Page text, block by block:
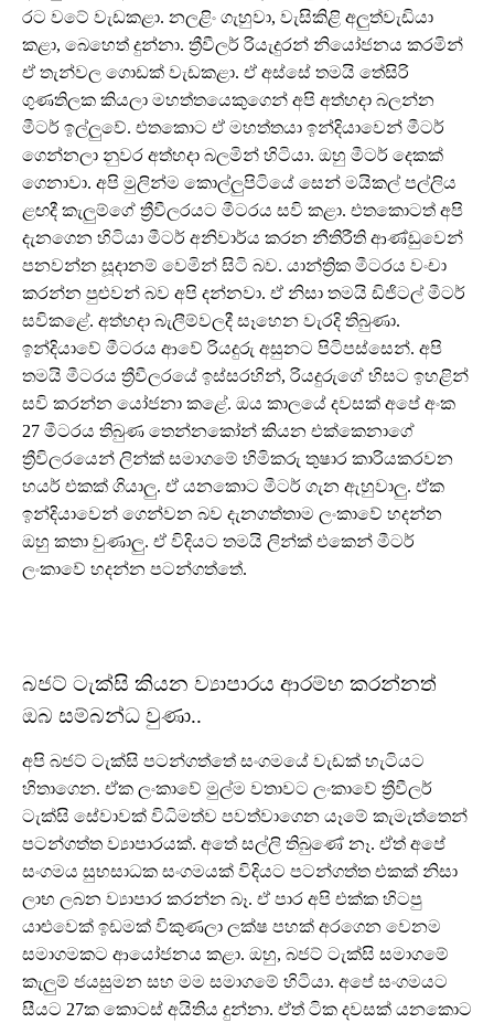
රට වටේ වැඩකළා. නලළිං ගැහුවා, වැසිකිළි අලුත්වැඩියා
කළා, බෙහෙත් දුන්නා. ත්‍රීවීලර් රියැදුරන් නියෝජනය කරමින්
ඒ තැන්වල ගොඩක් වැඩකළා. ඒ අස්සේ තමයි තේසිරි
ගුණතිලක කියලා මහත්තයෙකුගෙන් අපි අත්හදා බලන්න
මීටර් ඉල්ලුවේ. එතකොට ඒ මහත්තයා ඉන්දියාවෙන් මීටර්
ගෙන්නලා නුවර අත්හදා බලමින් හිටියා. ඔහු මීටර් දෙකක්
ගෙනාවා. අපි මුලින්ම කොල්ලුපිටියේ සෙන් මයිකල් පල්ලිය
ළඟදී කැලුම්ගේ ත්‍රීවීලරයට මීටරය සවි කළා. එතකොටත් අපි
දැනගෙන හිටියා මීටර් අනිවාර්ය කරන නීතිරීති ආණ්ඩුවෙන්
පනවන්න සූදානම් වෙමින් සිටි බව. යාන්ත්‍රික මීටරය වංචා
කරන්න පුළුවන් බව අපි දන්නවා. ඒ නිසා තමයි ඩිජිටල් මීටර්
සවිකළේ. අත්හදා බැලීම්වලදී සෑහෙන වැරදි තිබුණා.
ඉන්දියාවේ මීටරය ආවේ රියදුරු අසුනට පිටිපස්සෙන්. අපි
තමයි මීටරය ත්‍රීවීලරයේ ඉස්සරහින්, රියදුරුගේ හිසට ඉහළින්
සවි කරන්න යෝජනා කළේ. ඔය කාලයේ දවසක් අපේ අංක
27 මීටරය තිබුණ තෙන්නකෝන් කියන එක්කෙනාගේ
ත්‍රීවිලරයෙන් ලින්ක් සමාගමේ හිමිකරු තුෂාර කාරියකරවන
හයර් එකක් ගියාලු. ඒ යනකොට මීටර් ගැන ඇහුවාලු. ඒක
ඉන්දියාවෙන් ගෙන්වන බව දැනගත්තාම ලංකාවේ හදන්න
ඔහු කතා වුණාලු. ඒ විදියට තමයි ලින්ක් එකෙන් මීටර්
ලංකාවේ හදන්න පටන්ගත්තේ.
බජට් ටැක්සි කියන ව්‍යාපාරය ආරම්භ කරන්නත්
ඔබ සම්බන්ධ වුණා..
අපි බජට් ටැක්සි පටන්ගත්තේ සංගමයේ වැඩක් හැටියට
හිතාගෙන. ඒක ලංකාවේ මුල්ම වතාවට ලංකාවේ ත්‍රීවීලර්
ටැක්සි සේවාවක් විධිමත්ව පවත්වාගෙන යෑමේ කැමැත්තෙන්
පටන්ගත්ත ව්‍යාපාරයක්. අතේ සල්ලි තිබුණේ නෑ. ඒත් අපේ
සංගමය සුභසාධක සංගමයක් විදියට පටන්ගත්ත එකක් නිසා
ලාභ ලබන ව්‍යාපාර කරන්න බෑ. ඒ පාර අපි එක්ක හිටපු
යාළුවෙක් ඉඩමක් විකුණලා ලක්ෂ පහක් අරගෙන වෙනම
සමාගමකට ආයෝජනය කළා. ඔහු, බජට් ටැක්සි සමාගමේ
කැලුම් ජයසුමන සහ මම සමාගමේ හිටියා. අපේ සංගමයට
සීයට 27ක කොටස් අයිතිය දුන්නා. ඒත් ටික දවසක් යනකොට